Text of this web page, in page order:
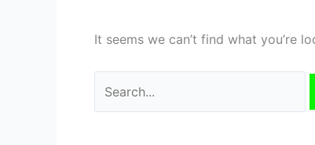
It seems we can’t find what you’re